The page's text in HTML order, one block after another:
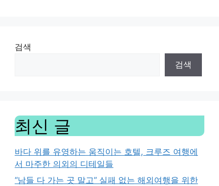
검색
검색
최신 글
바다 위를 유영하는 움직이는 호텔, 크루즈 여행에
서 마주한 의외의 디테일들
“남들 다 가는 곳 말고” 실패 없는 해외여행을 위한